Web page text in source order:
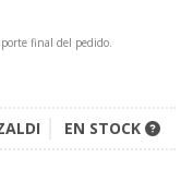
final del pedido.
EN STOCK